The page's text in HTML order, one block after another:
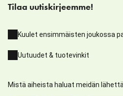
Tilaa uutiskirjeemme!
Kuulet ensimmäisten joukossa
Uutuudet & tuotevinkit
Mistä aiheista haluat meidän